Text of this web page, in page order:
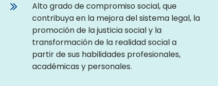
Alto grado de compromiso social, que
contribuya en la mejora del sistema legal, la
promoción de la justicia social y la
transformación de la realidad social a
partir de sus habilidades profesionales,
académicas y personales.